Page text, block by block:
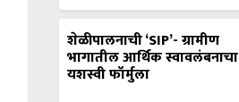
शेळीपालनाची ‘SIP’- ग्रामीण
भागातील आर्थिक स्वावलंबनाचा
यशस्वी फॉर्मुला